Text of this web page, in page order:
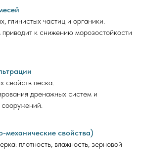
глинистых частиц и органики.
к снижению морозостойкости
свойств песка.
дренажных систем и
сооружений.
свойства)
плотность, влажность, зерновой